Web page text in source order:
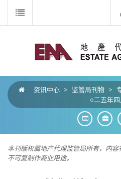
资讯中心 > 监管局刊物 >
○二五年四
本刊版权属地产代理监管局所有，内容
不可复制作商业用途。